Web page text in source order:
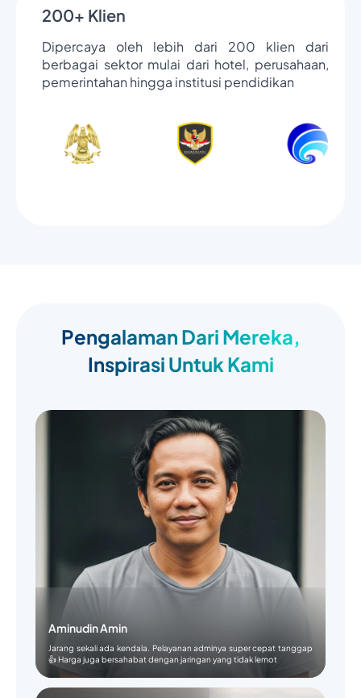
200+ Klien
Dipercaya oleh lebih dari 200 klien dari
berbagai sektor mulai dari hotel, perusahaan,
pemerintahan hingga institusi pendidikan
Pengalaman Dari Mereka,
Inspirasi Untuk Kami
Aminudin Amin
Jarang sekali ada kendala. Pelayanan adminya super cepat tanggap
👍 Harga juga bersahabat dengan jaringan yang tidak lemot